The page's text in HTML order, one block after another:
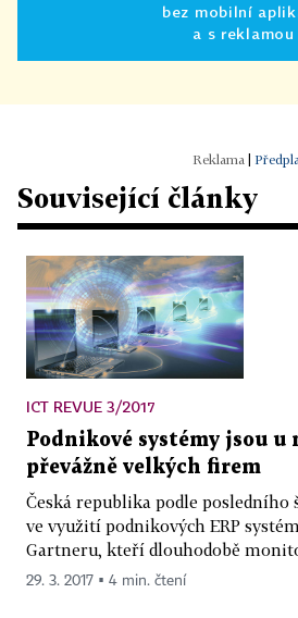
bez mobilní
a s reklamou
Související články
ICT REVUE 3/2017
Podnikové systémy jsou u
převážně velkých firem
Česká republika podle posledního
ve využití podnikových ERP
Gartneru, kteří dlouhodobě
29. 3. 2017 ▪ 4 min. čtení